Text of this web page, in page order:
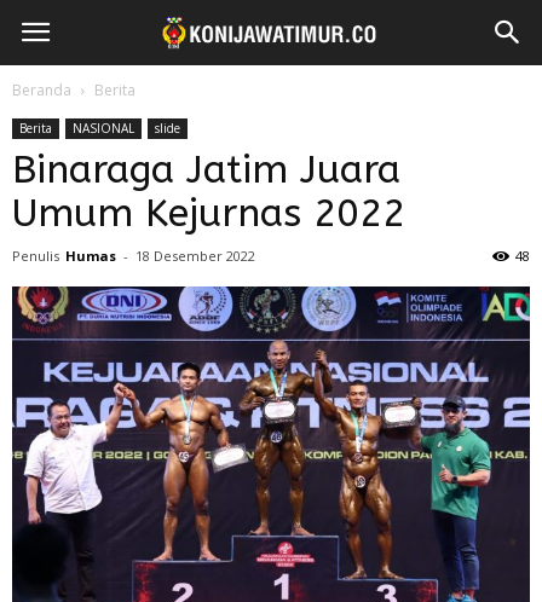
Beranda Berita
Berita NASIONAL slide
Binaraga Jatim Juara
Umum Kejurnas 2022
Penulis Humas - 18 Desember 2022 48